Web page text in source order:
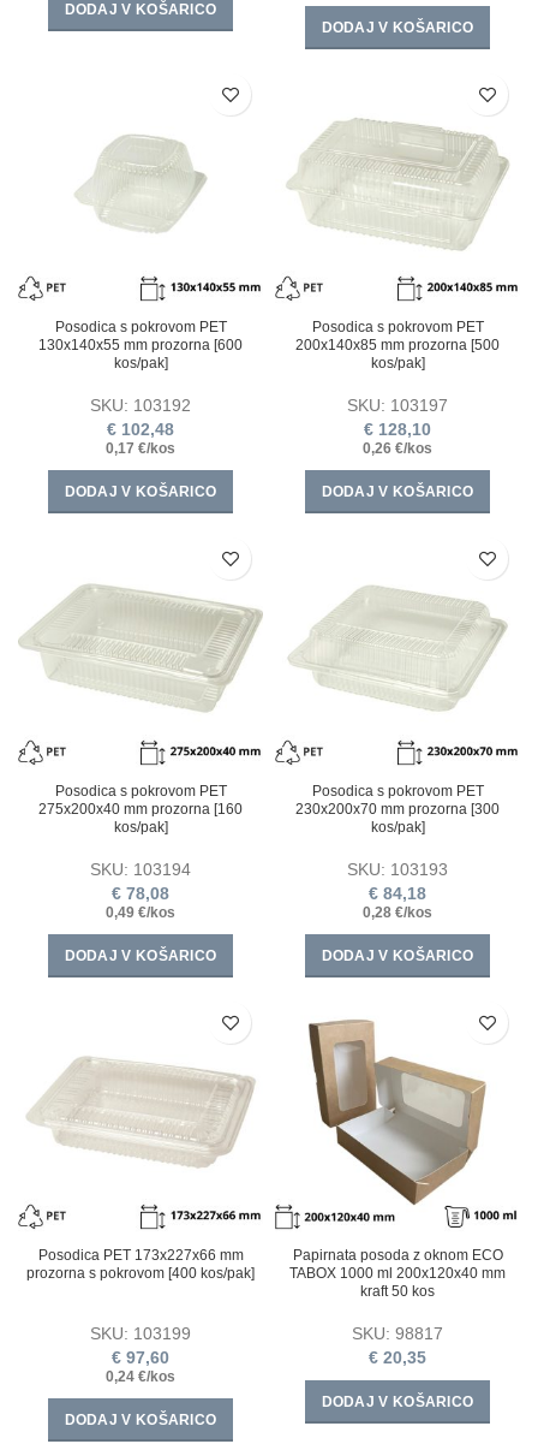
DODAJ V KOŠARICO
DODAJ V KOŠARICO
Posodica s pokrovom PET
130x140x55 mm prozorna [600
kos/pak]
SKU: 103192
€ 102,48
0,17 €/kos
DODAJ V KOŠARICO
Posodica s pokrovom PET
200x140x85 mm prozorna [500
kos/pak]
SKU: 103197
€ 128,10
0,26 €/kos
DODAJ V KOŠARICO
Posodica s pokrovom PET
275x200x40 mm prozorna [160
kos/pak]
SKU: 103194
€ 78,08
0,49 €/kos
DODAJ V KOŠARICO
Posodica s pokrovom PET
230x200x70 mm prozorna [300
kos/pak]
SKU: 103193
€ 84,18
0,28 €/kos
DODAJ V KOŠARICO
Posodica PET 173х227х66 mm
prozorna s pokrovom [400 kos/pak]
SKU: 103199
€ 97,60
0,24 €/kos
DODAJ V KOŠARICO
Papirnata posoda z oknom ECO
TABOX 1000 ml 200x120x40 mm
kraft 50 kos
SKU: 98817
€ 20,35
DODAJ V KOŠARICO